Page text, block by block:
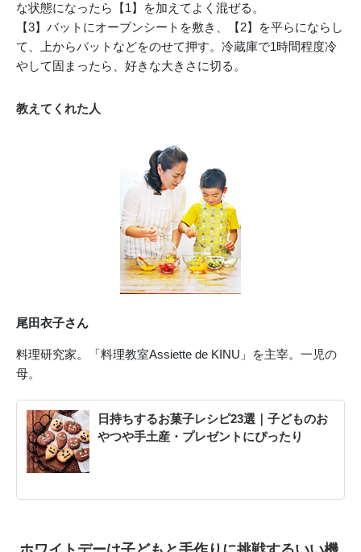
な状態になったら【1】を加えてよく混ぜる。
【3】バットにオーブンシートを敷き、【2】を平らにならし
て、上からバットなどをのせて押す。冷蔵庫で1時間程度冷
やして固まったら、好きな大きさに切る。
教えてくれた人
尾田衣子さん
料理研究家。「料理教室Assiette de KINU」を主宰。一児の
母。
日持ちするお菓子レシピ23選｜子どものお
やつや手土産・プレゼントにぴったり